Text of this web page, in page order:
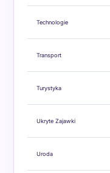
Technologie
Transport
Turystyka
Ukryte Zajawki
Uroda